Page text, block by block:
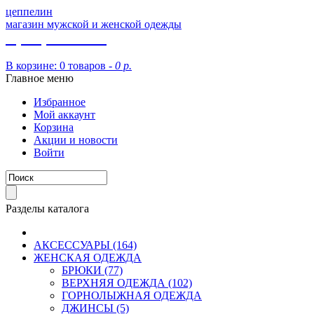
цеппелин
магазин мужской и женской одежды
В корзине: 0 товаров - 0 р.
Главное меню
Избранное
Мой аккаунт
Корзина
Акции и новости
Войти
Разделы каталога
АКСЕССУАРЫ (164)
ЖЕНСКАЯ ОДЕЖДА
БРЮКИ (77)
ВЕРХНЯЯ ОДЕЖДА (102)
ГОРНОЛЫЖНАЯ ОДЕЖДА
ДЖИНСЫ (5)